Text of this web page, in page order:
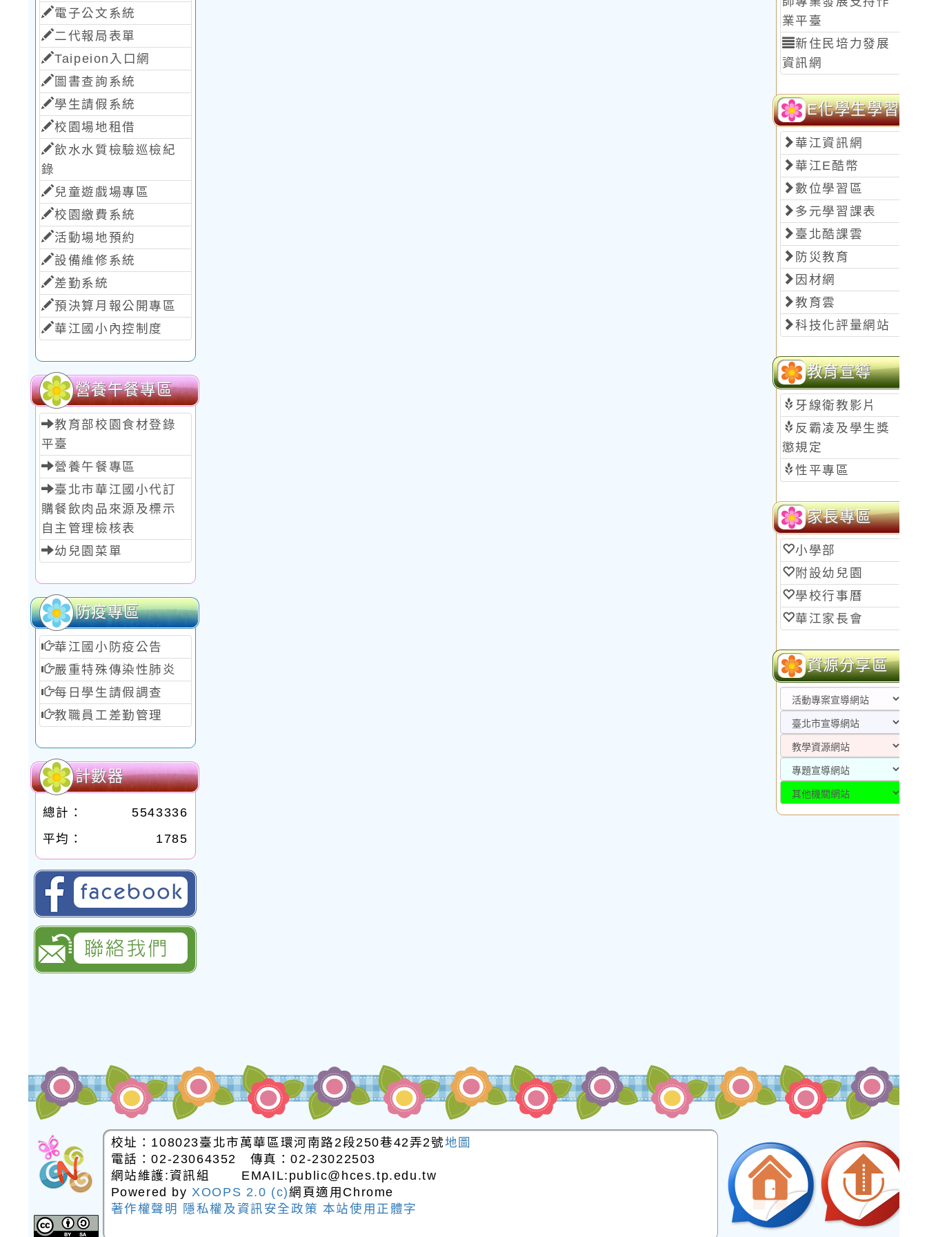
電子公文系統
二代報局表單
Taipeion入口網
圖書查詢系統
學生請假系統
校園場地租借
飲水水質檢驗巡檢紀
錄
兒童遊戲場專區
校園繳費系統
活動場地預約
設備維修系統
差勤系統
預決算月報公開專區
華江國小內控制度
營養午餐專區
教育部校園食材登錄
平臺
營養午餐專區
臺北市華江國小代訂
購餐飲肉品來源及標示
自主管理檢核表
幼兒園菜單
防疫專區
華江國小防疫公告
嚴重特殊傳染性肺炎
每日學生請假調查
教職員工差勤管理
計數器
總計：
5543336
平均：
1785
臺北市華江國民小學的FB網頁
業平臺
新住民培力發展
資訊網
E化學生學習
華江資訊網
華江E酷幣
數位學習區
多元學習課表
臺北酷課雲
防災教育
因材網
教育雲
科技化評量網站
教育宣導
牙線衛教影片
反霸凌及學生獎
懲規定
性平專區
家長專區
小學部
附設幼兒園
學校行事曆
華江家長會
資源分享區
計：Neil網
校址：108023臺北市萬華區環河南路2段250巷42弄2號地圖
電話：02-23064352 傳真：02-23022503
網站維護:資訊組 EMAIL:public@hces.tp.edu.tw
Powered byXOOPS 2.0 (c)網頁適用Chrome
著作權聲明
隱私權及資訊安全政策 本站使用正體字